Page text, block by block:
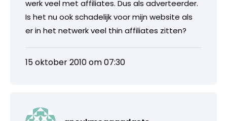
werk veel met affiliates. Dus als adverteerder.
Is het nu ook schadelijk voor mijn website als
er in het netwerk veel thin affiliates zitten?
15 oktober 2010 om 07:30